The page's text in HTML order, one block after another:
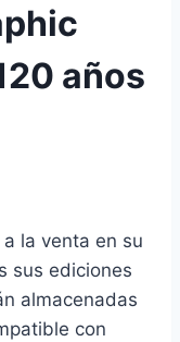
años
la venta en su
sus ediciones
almacenadas
con